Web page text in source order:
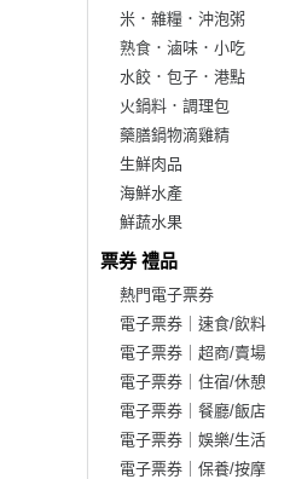
米．雜糧．沖泡粥
熟食．滷味．小吃
水餃．包子．港點
火鍋料．調理包
藥膳鍋物滴雞精
生鮮肉品
海鮮水產
鮮蔬水果
票券 禮品
熱門電子票券
電子票券｜速食/飲料
電子票券｜超商/賣場
電子票券｜住宿/休憩
電子票券｜餐廳/飯店
電子票券｜娛樂/生活
電子票券｜保養/按摩